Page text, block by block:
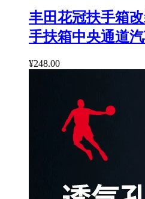
丰田花冠扶手箱
手扶箱中央通道
¥248.00